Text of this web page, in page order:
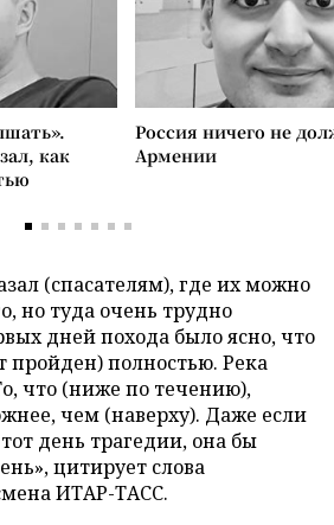
как
Россия ничего не
Армении
(спасателям), где их можно
но туда очень трудно
дней похода было ясно, что
пройден) полностью. Река
что (ниже по течению),
чем (наверху). Даже если
день трагедии, она бы
цитирует слова
ИТАР-ТАСС.